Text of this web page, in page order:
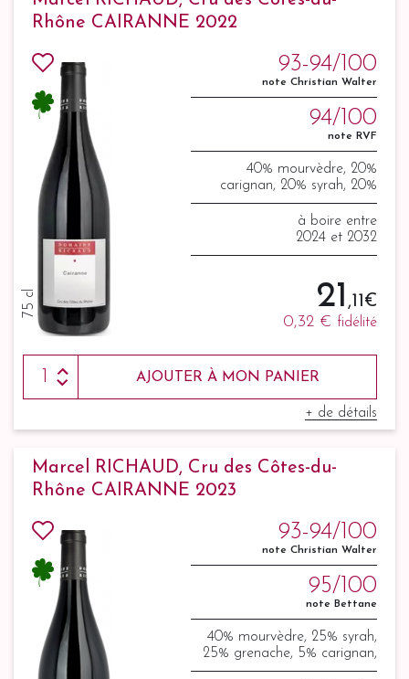
Rhône CAIRANNE 2022
75 cl
93-94/100
note Christian Walter
94/100
note RVF
40% mourvèdre, 20%
carignan, 20% syrah, 20%
grenache
à boire entre
2024 et 2032
21 ,11 €
0,32 € fidélité
AJOUTER À MON PANIER
+ de détails
Marcel RICHAUD, Cru des Côtes-du-
Rhône CAIRANNE 2023
93-94/100
note Christian Walter
95/100
note Bettane
40% mourvèdre, 25% syrah,
25% grenache, 5% carignan,
5% counoise